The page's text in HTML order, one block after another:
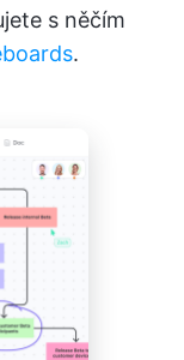
s něčím
.